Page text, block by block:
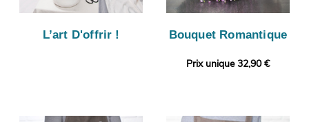
L’art D'offrir ! Bouquet Romantique
Prix unique 32,90 €